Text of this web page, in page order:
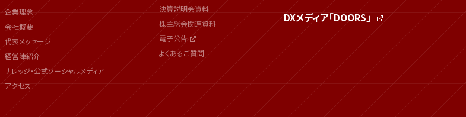
企業理念
会社概要
代表メッセージ
経営陣紹介
ナレッジ・公式ソーシャルメディア
アクセス
決算説明会資料
株主総会関連資料
電子公告
よくあるご質問
DXメディア「DOORS」